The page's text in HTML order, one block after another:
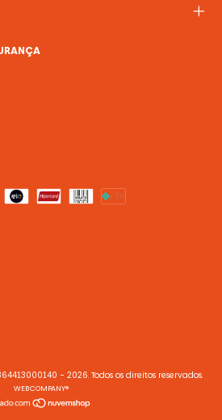
- 2026. Todos os direitos reservados.
WEBCOMPANY®